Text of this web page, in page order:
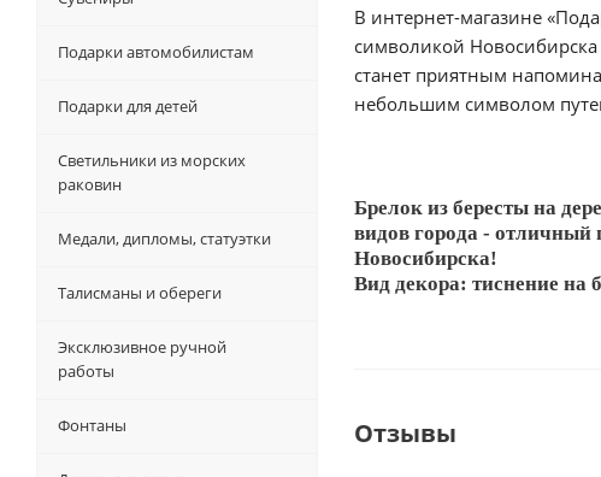
В интернет-магазине
символикой
станет приятным
небольшим символом
Брелок из бересты на
видов города - отличный
Новосибирска!
Вид декора: тиснение на
Отзывы
Подарки автомобилистам
Подарки для детей
Светильники из морских
раковин
Медали, дипломы, статуэтки
Талисманы и обереги
Эксклюзивное ручной
работы
Фонтаны